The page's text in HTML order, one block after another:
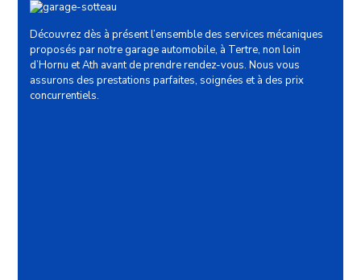
Découvrez dès à présent l’ensemble des services mécaniques
proposés par notre garage automobile, à Tertre, non loin
d’Hornu et Ath avant de prendre rendez-vous. Nous vous
assurons des prestations parfaites, soignées et à des prix
concurrentiels.